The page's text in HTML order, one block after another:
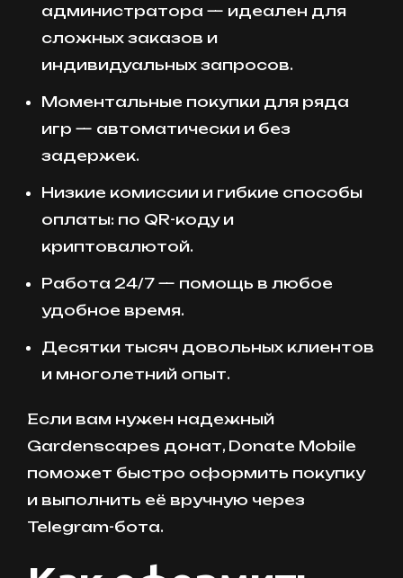
администратора — идеален для
сложных заказов и
индивидуальных запросов.
Моментальные покупки для ряда
игр — автоматически и без
задержек.
Низкие комиссии и гибкие способы
оплаты: по QR-коду и
криптовалютой.
Работа 24/7 — помощь в любое
удобное время.
Десятки тысяч довольных клиентов
и многолетний опыт.
Если вам нужен надежный
Gardenscapes донат, Donate Mobile
поможет быстро оформить покупку
и выполнить её вручную через
Telegram-бота.